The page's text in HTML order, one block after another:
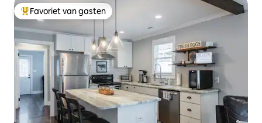
Topfavoriet van gasten
Favoriet van gasten